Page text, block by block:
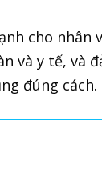
cho nhân
và y tế, và
đúng cách.